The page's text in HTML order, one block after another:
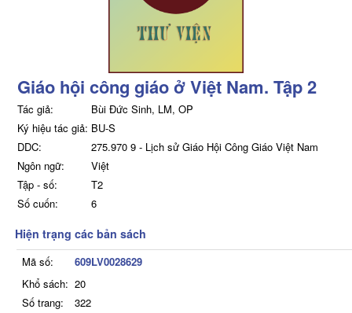
Giáo hội công giáo ở Việt Nam. Tập 2
Tác giả:
Bùi Đức Sinh, LM, OP
Ký hiệu tác giả: BU-S
DDC:
275.970 9 - Lịch sử Giáo Hội Công Giáo Việt Nam
Ngôn ngữ:
Việt
Tập - số:
T2
Số cuốn:
6
Hiện trạng các bản sách
Mã số:
609LV0028629
Khổ sách: 20
Số trang:
322